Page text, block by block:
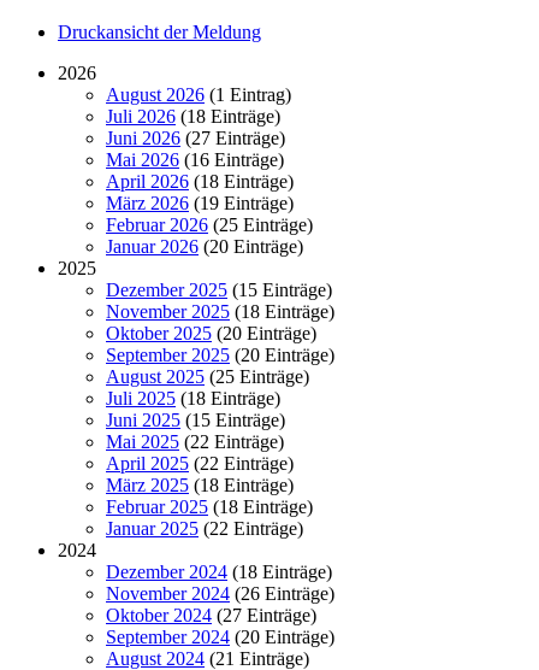
Druckansicht der Meldung
2026
August 2026 (1 Eintrag)
Juli 2026 (18 Einträge)
Juni 2026 (27 Einträge)
Mai 2026 (16 Einträge)
April 2026 (18 Einträge)
März 2026 (19 Einträge)
Februar 2026 (25 Einträge)
Januar 2026 (20 Einträge)
2025
Dezember 2025 (15 Einträge)
November 2025 (18 Einträge)
Oktober 2025 (20 Einträge)
September 2025 (20 Einträge)
August 2025 (25 Einträge)
Juli 2025 (18 Einträge)
Juni 2025 (15 Einträge)
Mai 2025 (22 Einträge)
April 2025 (22 Einträge)
März 2025 (18 Einträge)
Februar 2025 (18 Einträge)
Januar 2025 (22 Einträge)
2024
Dezember 2024 (18 Einträge)
November 2024 (26 Einträge)
Oktober 2024 (27 Einträge)
September 2024 (20 Einträge)
August 2024 (21 Einträge)